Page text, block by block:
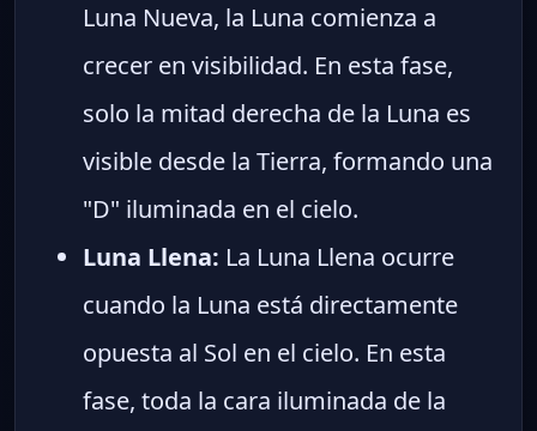
Luna Nueva, la Luna comienza a
crecer en visibilidad. En esta fase,
solo la mitad derecha de la Luna es
visible desde la Tierra, formando una
"D" iluminada en el cielo.
Luna Llena: La Luna Llena ocurre
cuando la Luna está directamente
opuesta al Sol en el cielo. En esta
fase, toda la cara iluminada de la